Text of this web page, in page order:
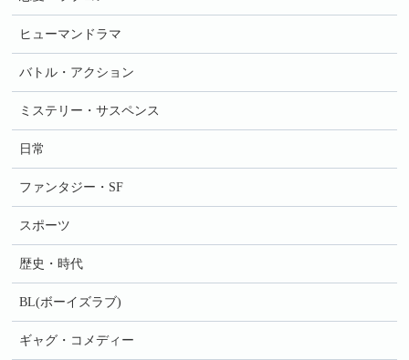
ヒューマンドラマ
バトル・アクション
ミステリー・サスペンス
日常
ファンタジー・SF
スポーツ
歴史・時代
BL(ボーイズラブ)
ギャグ・コメディー